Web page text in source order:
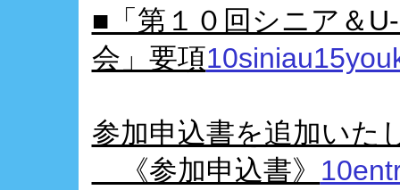
■「第１０回シニア＆
会」要項
参加申込書を追加いた
《参加申込書》